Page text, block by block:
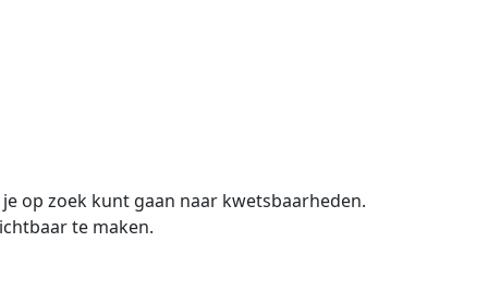
op zoek kunt gaan naar kwetsbaarheden.
te maken.